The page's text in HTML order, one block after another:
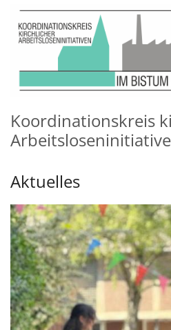
Zum Inhalt springen
Koordinationskreis
Aktuelles